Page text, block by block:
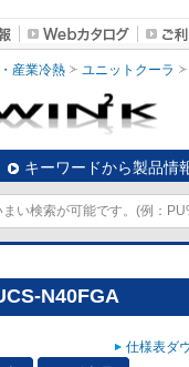
産業冷熱 ユニットクーラ
キーワードから製品情
N40FGA
仕様表ダ